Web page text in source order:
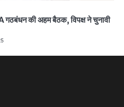
गठबंधन की अहम बैठक, विपक्ष ने चुनावी